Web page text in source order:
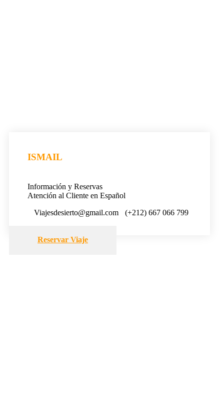
ISMAIL
Información y Reservas
Atención al Cliente en Español
Viajesdesierto@gmail.com
(+212) 667 066 799
Reservar Viaje